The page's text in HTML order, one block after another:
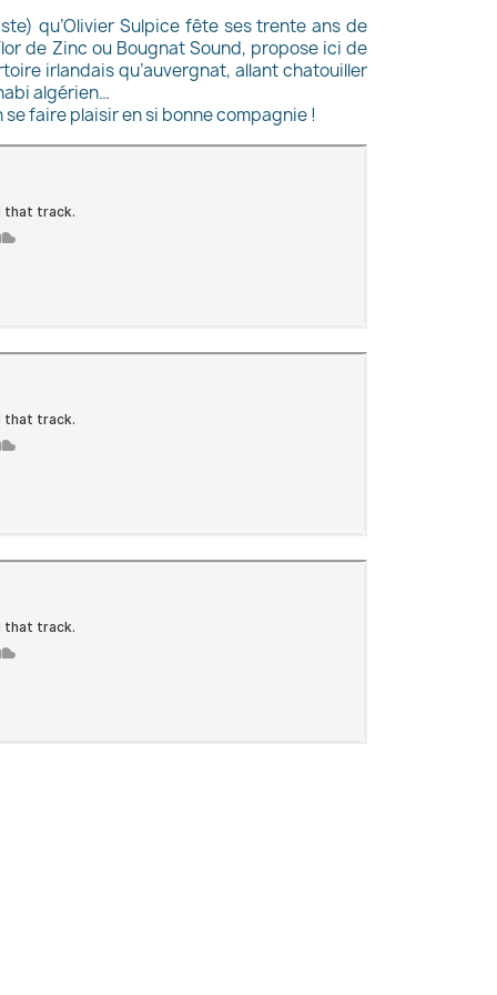
qu’Olivier Sulpice fête ses trente ans de
de Zinc ou Bougnat Sound, propose ici de
irlandais qu’auvergnat, allant chatouiller
algérien…
faire plaisir en si bonne compagnie !